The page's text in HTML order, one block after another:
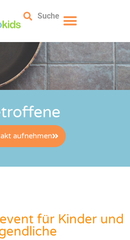
Suche
aufnehmen
für Kinder und